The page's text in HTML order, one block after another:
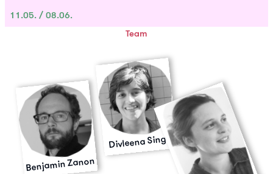
11.05. / 08.06.
Team
Benjamin Zanon
Divleena Singh